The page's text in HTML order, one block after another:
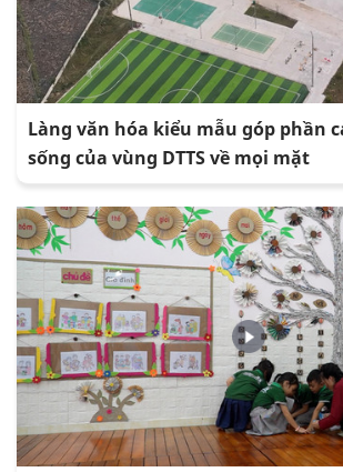
Làng văn hóa kiểu mẫu góp phần
sống của vùng DTTS về mọi mặt